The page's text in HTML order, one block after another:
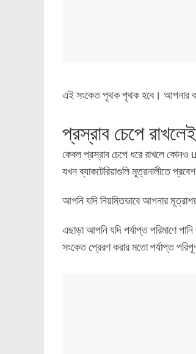
এই সংকেত পৃথক পৃথক হবে। আপনার
প্রস্রাব চেপে
কেবল প্রস্রাব চেপে ধরে রাখলে
যখন ব্যাকটেরিয়াগুলি মূত্রনালীতে
আপনি যদি নিয়মিতভাবে আপনার
এছাড়া আপনি যদি পর্যাপ্ত পরিমাণে
সংকেত প্রেরণ করার মতো পর্যাপ্ত